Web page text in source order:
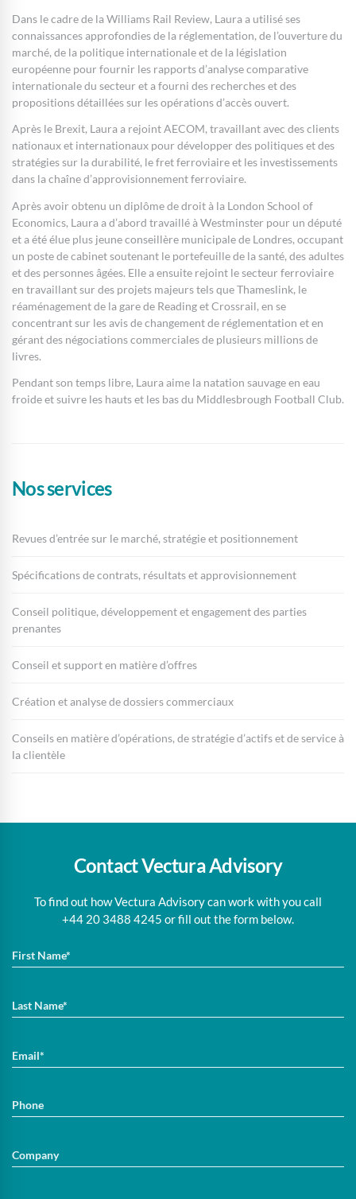
Dans le cadre de la Williams Rail Review, Laura a utilisé ses
connaissances approfondies de la réglementation, de l’ouverture du
marché, de la politique internationale et de la législation
européenne pour fournir les rapports d’analyse comparative
internationale du secteur et a fourni des recherches et des
propositions détaillées sur les opérations d’accès ouvert.
Après le Brexit, Laura a rejoint AECOM, travaillant avec des clients
nationaux et internationaux pour développer des politiques et des
stratégies sur la durabilité, le fret ferroviaire et les investissements
dans la chaîne d’approvisionnement ferroviaire.
Après avoir obtenu un diplôme de droit à la London School of
Economics, Laura a d’abord travaillé à Westminster pour un député
et a été élue plus jeune conseillère municipale de Londres, occupant
un poste de cabinet soutenant le portefeuille de la santé, des adultes
et des personnes âgées. Elle a ensuite rejoint le secteur ferroviaire
en travaillant sur des projets majeurs tels que Thameslink, le
réaménagement de la gare de Reading et Crossrail, en se
concentrant sur les avis de changement de réglementation et en
gérant des négociations commerciales de plusieurs millions de
livres.
Pendant son temps libre, Laura aime la natation sauvage en eau
froide et suivre les hauts et les bas du Middlesbrough Football Club.
Nos services
Revues d’entrée sur le marché, stratégie et positionnement
Spécifications de contrats, résultats et approvisionnement
Conseil politique, développement et engagement des parties
prenantes
Conseil et support en matière d’offres
Création et analyse de dossiers commerciaux
Conseils en matière d’opérations, de stratégie d’actifs et de service à
la clientèle
Contact Vectura Advisory
To find out how Vectura Advisory can work with you call
+44 20 3488 4245 or fill out the form below.